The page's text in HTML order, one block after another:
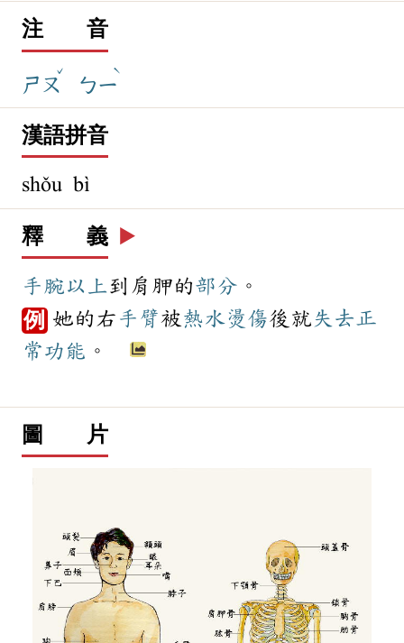
注 音
ㄕㄡ
ˇ
ㄅㄧ
ˋ
漢語拼音
shǒu bì
釋 義 ▶️
手腕以上到肩胛的部分 。
例 她的右 手臂被熱水燙傷後就 失去正
常功能 。
圖 片